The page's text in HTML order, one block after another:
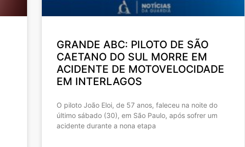
GRANDE ABC: PILOTO DE SÃO
CAETANO DO SUL MORRE EM
ACIDENTE DE MOTOVELOCIDADE
EM INTERLAGOS
O piloto João Eloi, de 57 anos, faleceu na noite do
último sábado (30), em São Paulo, após sofrer um
acidente durante a nona etapa